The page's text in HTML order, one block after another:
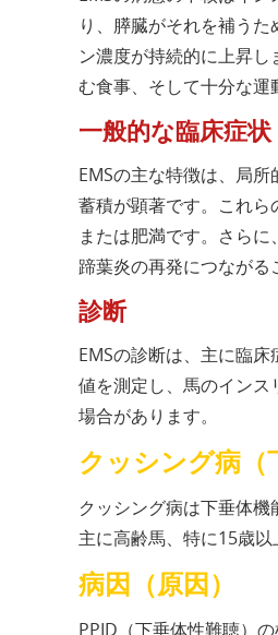
り、膵臓がそれを補う
ン濃度が持続的に上昇
む食事、そして十分な運
一般的な臨床症状
EMSの主な特徴は、局
蓄積が顕著です。これ
または肥満です。さら
蹄葉炎の再発につながる
診断
EMSの診断は、主に臨
値を測定し、馬のインス
場合があります。
クッシング病（
クッシング病は下垂体機
主に高齢馬、特に15歳以
病因（原因）
PPID（下垂体性難聴）